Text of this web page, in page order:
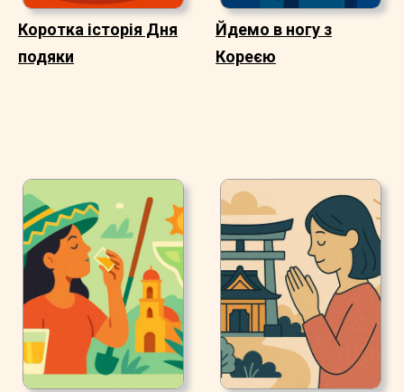
Коротка історія Дня
подяки
Йдемо в ногу з
Кореєю